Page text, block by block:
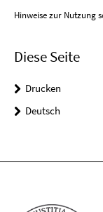
Hinweise zur Nutzung
Diese Seite
Drucken
Deutsch